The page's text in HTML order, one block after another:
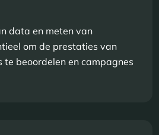
data en meten van
om de prestaties van
te beoordelen en campagnes